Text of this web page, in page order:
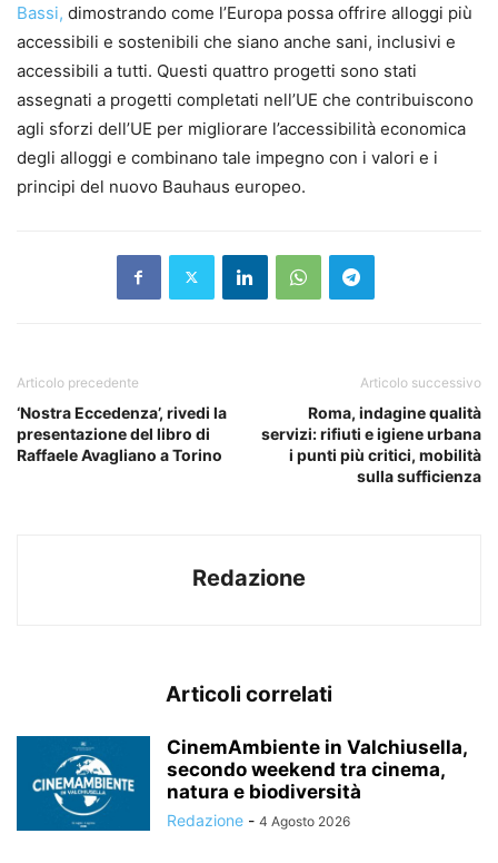
Bassi, dimostrando come l’Europa possa offrire alloggi più
accessibili e sostenibili che siano anche sani, inclusivi e
accessibili a tutti. Questi quattro progetti sono stati
assegnati a progetti completati nell’UE che contribuiscono
agli sforzi dell’UE per migliorare l’accessibilità economica
degli alloggi e combinano tale impegno con i valori e i
principi del nuovo Bauhaus europeo.
Articolo precedente
‘Nostra Eccedenza’, rivedi la
presentazione del libro di
Raffaele Avagliano a Torino
Articolo successivo
Roma, indagine qualità
servizi: rifiuti e igiene urbana
i punti più critici, mobilità
sulla sufficienza
Redazione
Articoli correlati
CinemAmbiente in Valchiusella,
secondo weekend tra cinema,
natura e biodiversità
Redazione - 4 Agosto 2026